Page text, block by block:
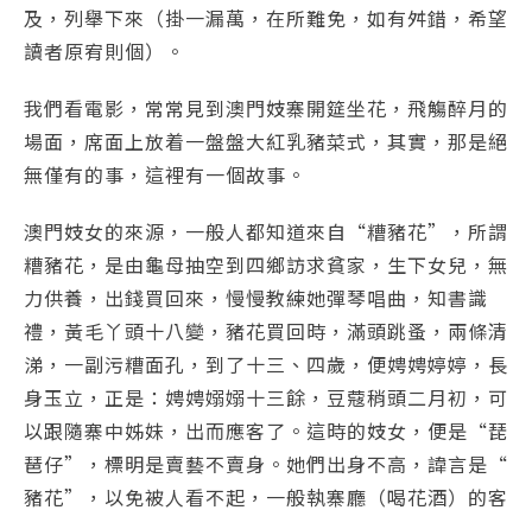
及，列舉下來（掛一漏萬，在所難免，如有舛錯，希望
讀者原宥則個）。
我們看電影，常常見到澳門妓寨開筵坐花，飛觴醉月的
場面，席面上放着一盤盤大紅乳豬菜式，其實，那是絕
無僅有的事，這裡有一個故事。
澳門妓女的來源，一般人都知道來自“糟豬花”，所謂
糟豬花，是由龜母抽空到四鄉訪求貧家，生下女兒，無
力供養，出錢買回來，慢慢教練她彈琴唱曲，知書識
禮，黃毛丫頭十八變，豬花買回時，滿頭跳蚤，兩條清
涕，一副污糟面孔，到了十三、四歲，便娉娉婷婷，長
身玉立，正是：娉娉嫋嫋十三餘，豆蔻稍頭二月初，可
以跟隨寨中姊妹，出而應客了。這時的妓女，便是“琵
琶仔”，標明是賣藝不賣身。她們出身不高，諱言是“
豬花”，以免被人看不起，一般執寨廳（喝花酒）的客